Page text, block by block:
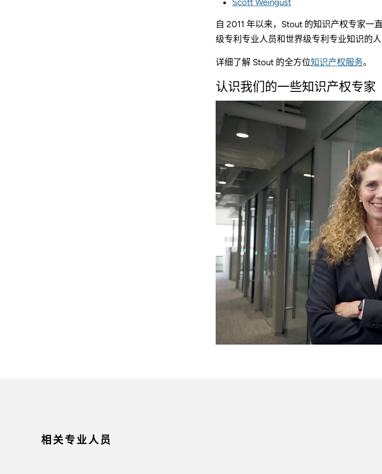
自 2011 年以来，Stout 的知识产权专家一
级专利专业人员和世界级专利专业知识的
详细了解 Stout 的全方位知识产权服务。
认识我们的一些知识产权专家
相关专业人员